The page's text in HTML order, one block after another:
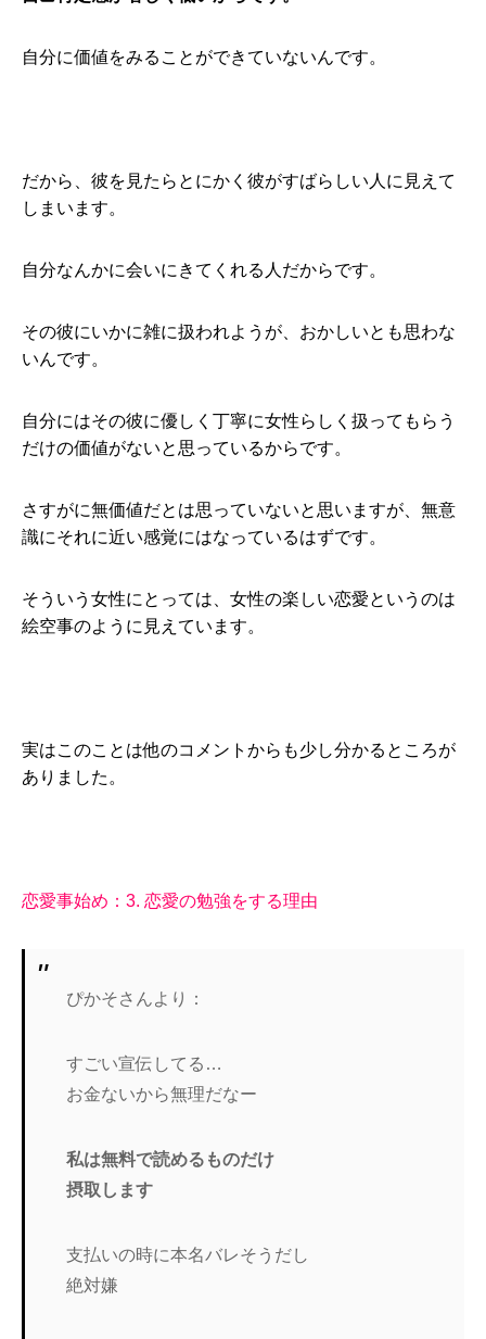
自分に価値をみることができていないんです。
だから、彼を見たらとにかく彼がすばらしい人に見えて
しまいます。
自分なんかに会いにきてくれる人だからです。
その彼にいかに雑に扱われようが、おかしいとも思わな
いんです。
自分にはその彼に優しく丁寧に女性らしく扱ってもらう
だけの価値がないと思っているからです。
さすがに無価値だとは思っていないと思いますが、無意
識にそれに近い感覚にはなっているはずです。
そういう女性にとっては、女性の楽しい恋愛というのは
絵空事のように見えています。
実はこのことは他のコメントからも少し分かるところが
ありました。
恋愛事始め：3. 恋愛の勉強をする理由
ぴかそさんより：
すごい宣伝してる…
お金ないから無理だなー
私は無料で読めるものだけ
摂取します
支払いの時に本名バレそうだし
絶対嫌